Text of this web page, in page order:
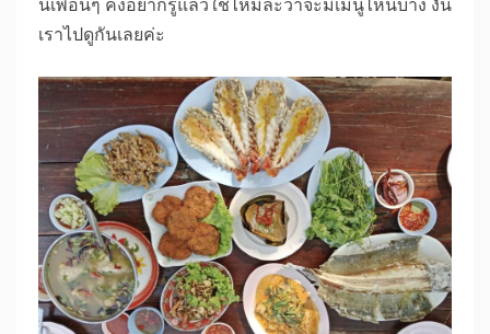
นี้เพื่อนๆ คงอยากรู้แล้วใช่ไหมล่ะว่าจะมีเมนูไหนบ้าง งั้น
เราไปดูกันเลยค่ะ